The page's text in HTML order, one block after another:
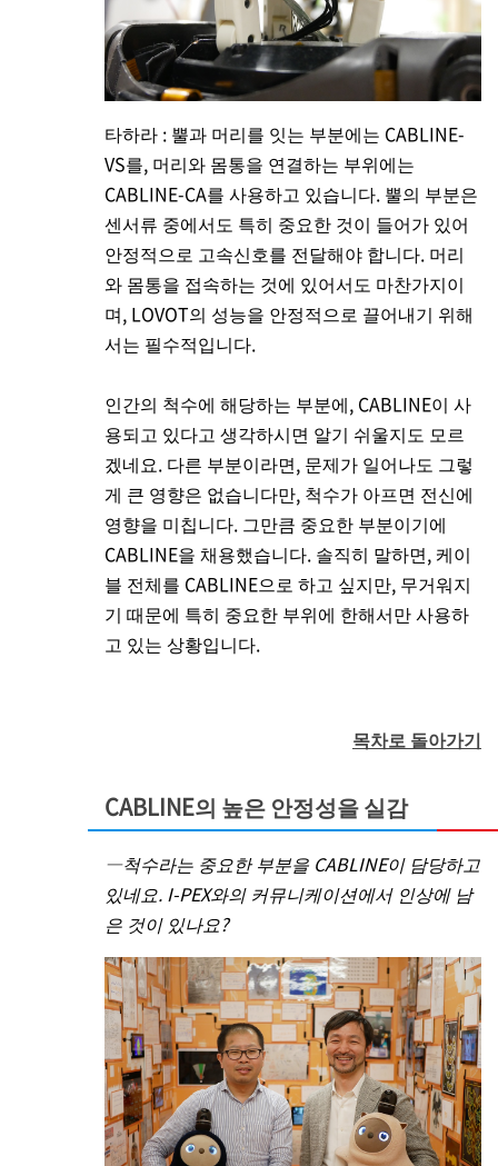
타하라 : 뿔과 머리를 잇는 부분에는 CABLINE-
VS를, 머리와 몸통을 연결하는 부위에는
CABLINE-CA를 사용하고 있습니다. 뿔의 부분은
센서류 중에서도 특히 중요한 것이 들어가 있어
안정적으로 고속신호를 전달해야 합니다. 머리
와 몸통을 접속하는 것에 있어서도 마찬가지이
며, LOVOT의 성능을 안정적으로 끌어내기 위해
서는 필수적입니다.
인간의 척수에 해당하는 부분에, CABLINE이 사
용되고 있다고 생각하시면 알기 쉬울지도 모르
겠네요. 다른 부분이라면, 문제가 일어나도 그렇
게 큰 영향은 없습니다만, 척수가 아프면 전신에
영향을 미칩니다. 그만큼 중요한 부분이기에
CABLINE을 채용했습니다. 솔직히 말하면, 케이
블 전체를 CABLINE으로 하고 싶지만, 무거워지
기 때문에 특히 중요한 부위에 한해서만 사용하
고 있는 상황입니다.
목차로 돌아가기
CABLINE의 높은 안정성을 실감
―척수라는 중요한 부분을 CABLINE이 담당하고
있네요. I-PEX와의 커뮤니케이션에서 인상에 남
은 것이 있나요?